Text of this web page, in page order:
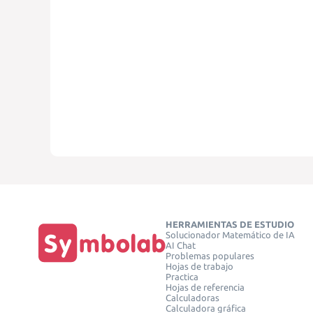
HERRAMIENTAS DE ESTUDIO
Solucionador Matemático de IA
AI Chat
Problemas populares
Hojas de trabajo
Practica
Hojas de referencia
Calculadoras
Calculadora gráfica